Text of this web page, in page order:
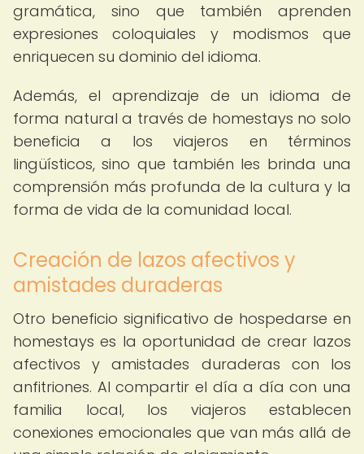
gramática, sino que también aprenden
expresiones coloquiales y modismos que
enriquecen su dominio del idioma.
Además, el aprendizaje de un idioma de
forma natural a través de homestays no solo
beneficia a los viajeros en términos
lingüísticos, sino que también les brinda una
comprensión más profunda de la cultura y la
forma de vida de la comunidad local.
Creación de lazos afectivos y
amistades duraderas
Otro beneficio significativo de hospedarse en
homestays es la oportunidad de crear lazos
afectivos y amistades duraderas con los
anfitriones. Al compartir el día a día con una
familia local, los viajeros establecen
conexiones emocionales que van más allá de